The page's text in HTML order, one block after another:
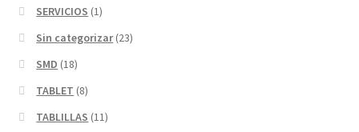
SERVICIOS (1)
Sin categorizar (23)
SMD (18)
TABLET (8)
TABLILLAS (11)